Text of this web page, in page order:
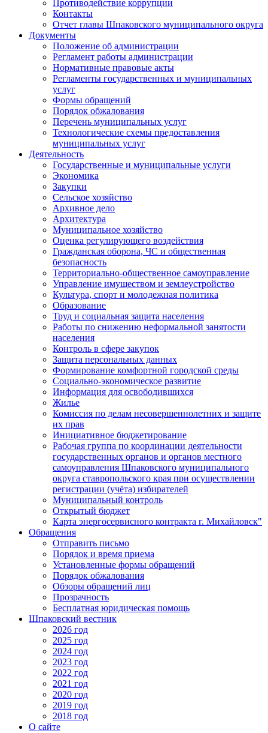
Противодействие коррупции
Контакты
Отчет главы Шпаковского муниципального округа
Документы
Положение об администрации
Регламент работы администрации
Нормативные правовые акты
Регламенты государственных и муниципальных
услуг
Формы обращений
Порядок обжалования
Перечень муниципальных услуг
Технологические схемы предоставления
муниципальных услуг
Деятельность
Государственные и муниципальные услуги
Экономика
Закупки
Сельское хозяйство
Архивное дело
Архитектура
Муниципальное хозяйство
Оценка регулирующего воздействия
Гражданская оборона, ЧС и общественная
безопасность
Территориально-общественное самоуправление
Управление имуществом и землеустройство
Культура, спорт и молодежная политика
Образование
Труд и социальная защита населения
Работы по снижению неформальной занятости
населения
Контроль в сфере закупок
Защита персональных данных
Формирование комфортной городской среды
Социально-экономическое развитие
Информация для освободившихся
Жилье
Комиссия по делам несовершеннолетних и защите
их прав
Инициативное бюджетирование
Рабочая группа по координации деятельности
государственных органов и органов местного
самоуправления Шпаковского муниципального
округа ставропольского края при осуществлении
регистрации (учёта) избирателей
Муниципальный контроль
Открытый бюджет
Карта энергосервисного контракта г. Михайловск"
Обращения
Отправить письмо
Порядок и время приема
Установленные формы обращений
Порядок обжалования
Обзоры обращений лиц
Прозрачность
Бесплатная юридическая помощь
Шпаковский вестник
2026 год
2025 год
2024 год
2023 год
2022 год
2021 год
2020 год
2019 год
2018 год
О сайте